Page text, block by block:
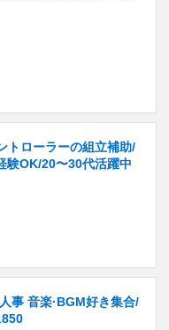
トローラーの組立補助/
験OK/20〜30代活躍中
事 音楽·BGM好き集合/